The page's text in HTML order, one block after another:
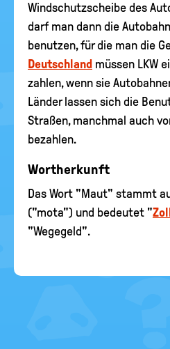
Windschutzscheibe des
darf man dann die
benutzen, für die man die
Deutschland müssen LKW
zahlen, wenn sie
Länder lassen sich die
Straßen, manchmal auch
bezahlen.
Wortherkunft
Das Wort "Maut" stammt
("mota") und bedeutet "Zoll
"Wegegeld".